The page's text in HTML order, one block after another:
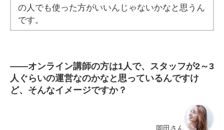
の人でも使った方がいいんじゃないかなと思うん
です。
――オンライン講師の方は1人で、スタッフが2～3
人ぐらいの運営なのかなと思っているんですけ
ど、そんなイメージですか？
岡田さん